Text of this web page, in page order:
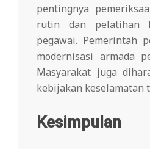
pentingnya
rutin dan pelatihan
pegawai. Pemerintah
modernisasi armada
Masyarakat juga
kebijakan keselamatan
Kesimpulan